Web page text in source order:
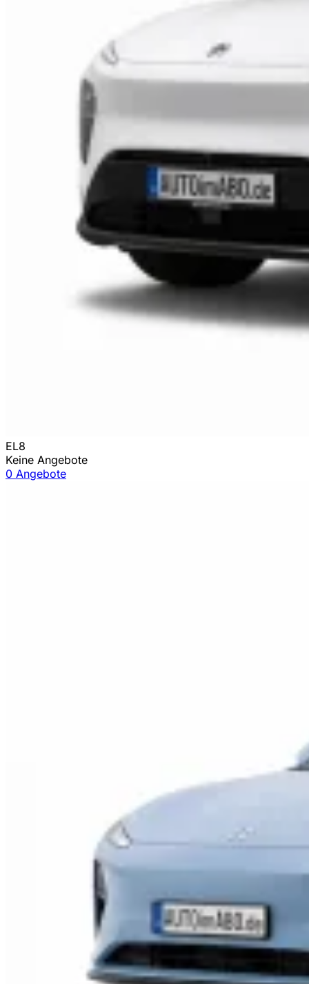
EL8
Keine Angebote
0 Angebote